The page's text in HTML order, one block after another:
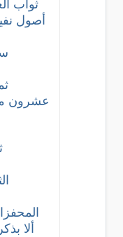
ثواب
أصول
عشرون
ألا